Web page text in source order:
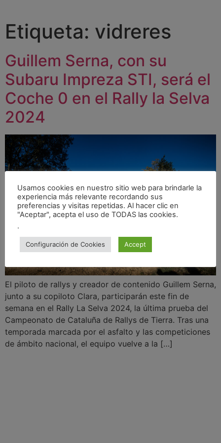
Etiqueta: vidreres
Guillem Serna, con su
Subaru Impreza STI, será el
Coche 0 en el Rally la Selva
2024
El piloto de rallys y creador de contenido Guillem Serna,
junto a su copiloto Clara, participarán este fin de
semana en el Rally La Selva 2024, la última prueba del
Campeonato de Cataluña de Rallys de Tierra. Tras una
temporada marcada por el asfalto y las competiciones
de ámbito nacional, el equipo vuelve a la […]
Usamos cookies en nuestro sitio web para brindarle la
experiencia más relevante recordando sus
preferencias y visitas repetidas. Al hacer clic en
"Aceptar", acepta el uso de TODAS las cookies.
.
Configuración de Cookies Accept